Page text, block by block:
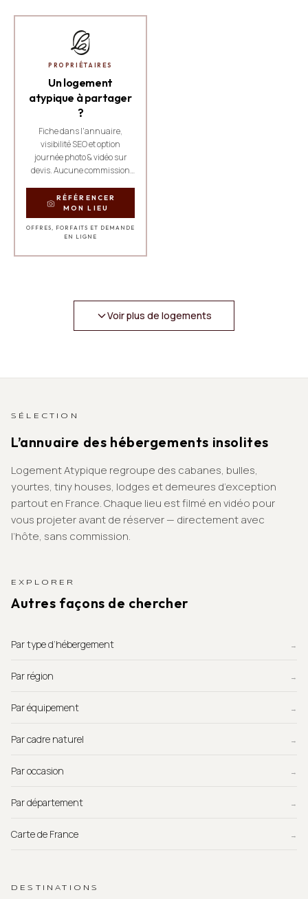
PROPRIÉTAIRES
Un logement
atypique à partager
?
Fiche dans l'annuaire,
visibilité SEO et option
journée photo & vidéo sur
devis. Aucune commission
RÉFÉRENCER
MON LIEU
OFFRES, FORFAITS ET DEMANDE
EN LIGNE
Voir plus de logements
SÉLECTION
L’annuaire des hébergements insolites
Logement Atypique regroupe des cabanes, bulles,
yourtes, tiny houses, lodges et demeures d’exception
partout en France. Chaque lieu est filmé en vidéo pour
vous projeter avant de réserver — directement avec
l’hôte, sans commission.
EXPLORER
Autres façons de chercher
Par type d’hébergement →
Par région →
Par équipement →
Par cadre naturel →
Par occasion →
Par département →
Carte de France →
DESTINATIONS